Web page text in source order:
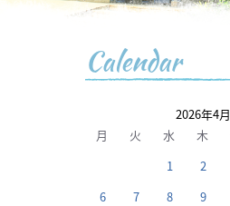
Calendar
2026年4月
月
火 水 木
1 2
6
7 8 9